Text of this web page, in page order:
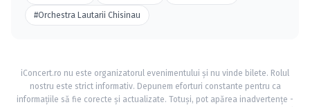
#Orchestra Lautarii Chisinau
iConcert.ro nu este organizatorul evenimentului și nu vinde bilete. Rolul
nostru este strict informativ. Depunem eforturi constante pentru ca
informațiile să fie corecte și actualizate. Totuși, pot apărea inadvertențe -